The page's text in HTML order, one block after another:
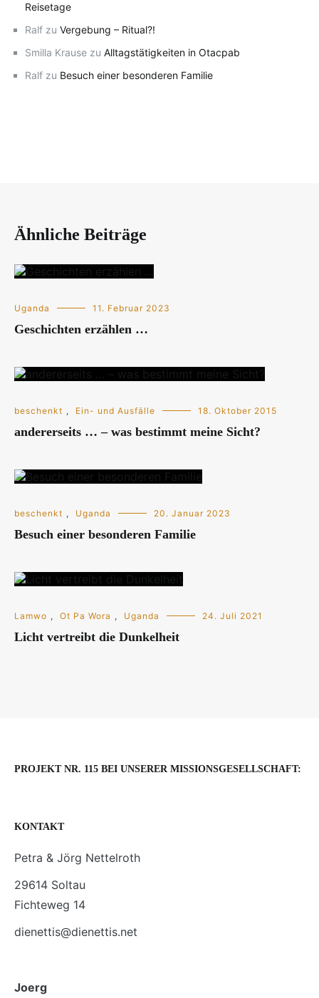
Reisetage
Ralf zu Vergebung – Ritual?!
Smilla Krause zu Alltagstätigkeiten in Otacpab
Ralf zu Besuch einer besonderen Familie
Ähnliche Beiträge
Uganda 11. Februar 2023
Geschichten erzählen …
beschenkt , Ein- und Ausfälle 18. Oktober 2015
andererseits … – was bestimmt meine Sicht?
beschenkt , Uganda 20. Januar 2023
Besuch einer besonderen Familie
Lamwo , Ot Pa Wora , Uganda 24. Juli 2021
Licht vertreibt die Dunkelheit
PROJEKT NR. 115 BEI UNSERER MISSIONSGESELLSCHAFT:
KONTAKT
Petra & Jörg Nettelroth
29614 Soltau
Fichteweg 14
dienettis@dienettis.net
Joerg